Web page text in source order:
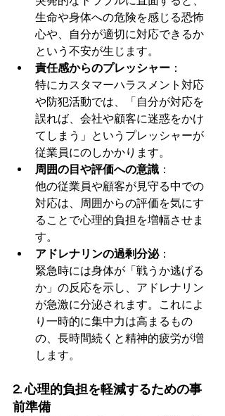
生命や身体への危険を感じる恐怖
心や、自分が適切に対応できるか
という不安が生じます。
責任感からのプレッシャー ：
特にカスタマーハラスメント対応
や防犯活動では、「自分が対応を
誤れば、会社や顧客に迷惑をかけ
てしまう」というプレッシャーが
従業員にのしかかります。
周囲の目や評価への意識 ：
他の従業員や顧客が見守る中での
対応は、周囲からの評価を気にす
ることで心理的負担を増幅させま
す。
アドレナリンの過剰分泌：
緊急時には身体が「戦うか逃げる
か」の反応を示し、アドレナリン
が急激に分泌されます。これによ
り一時的に集中力は高まるもの
の、長時間続くと精神的疲労が増
します。
2. 心理的負担を軽減するための事
前準備